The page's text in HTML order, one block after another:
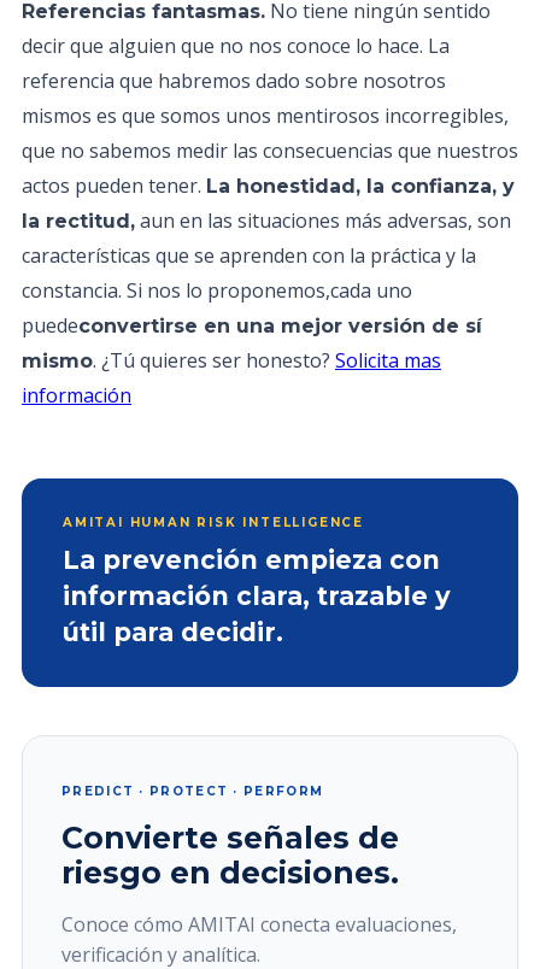
Referencias fantasmas. No tiene ningún sentido
decir que alguien que no nos conoce lo hace. La
referencia que habremos dado sobre nosotros
mismos es que somos unos mentirosos incorregibles,
que no sabemos medir las consecuencias que nuestros
actos pueden tener. La honestidad, la confianza, y
la rectitud, aun en las situaciones más adversas, son
características que se aprenden con la práctica y la
constancia. Si nos lo proponemos,cada uno
puedeconvertirse en una mejor versión de sí
mismo. ¿Tú quieres ser honesto? Solicita mas
información
AMITAI HUMAN RISK INTELLIGENCE
La prevención empieza con
información clara, trazable y
útil para decidir.
PREDICT · PROTECT · PERFORM
Convierte señales de
riesgo en decisiones.
Conoce cómo AMITAI conecta evaluaciones,
verificación y analítica.